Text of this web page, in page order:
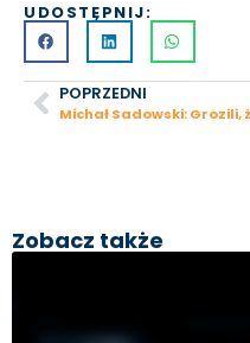
UDOSTĘPNIJ:
POPRZEDNI
Zobacz także